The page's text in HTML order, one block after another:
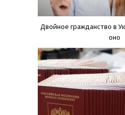
Двойное гражданство в
оно